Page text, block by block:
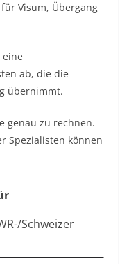
Visum, Übergang
eine
ab, die die
übernimmt.
genau zu rechnen.
Spezialisten können
Schweizer